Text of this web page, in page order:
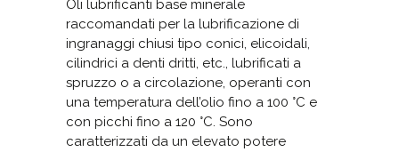
Oli lubrificanti base minerale
raccomandati per la lubrificazione di
ingranaggi chiusi tipo conici, elicoidali,
cilindrici a denti dritti, etc., lubrificati a
spruzzo o a circolazione, operanti con
una temperatura dell’olio fino a 100 °C e
con picchi fino a 120 °C. Sono
caratterizzati da un elevato potere